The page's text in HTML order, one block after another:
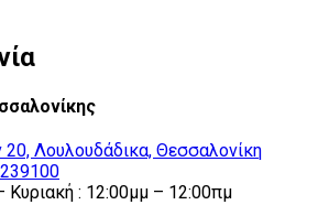
20, Λουλουδάδικα, Θεσσαλονίκη
Κυριακή : 12:00μμ – 12:00πμ